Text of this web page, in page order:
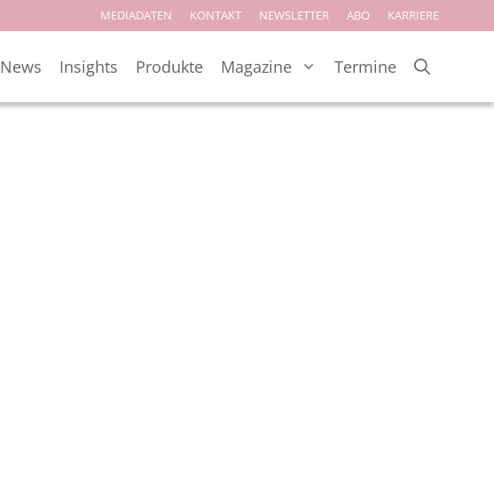
MEDIADATEN KONTAKT NEWSLETTER ABO KARRIERE
News Insights Produkte Magazine Termine